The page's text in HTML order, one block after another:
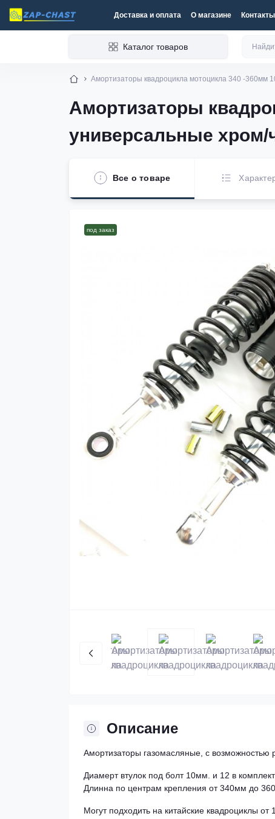
Доставка и оплата О магазине Контакты
Каталог товаров
Амортизаторы квадроцикла мотоцикла 340 -360мм
Амортизаторы
универсальные хром/
Все о товаре
под заказ
Описание
Амортизаторы газомасляные, с возможностью
Диамерт втулок под болт 10мм. и 12 в
Длинна по центрам крепления от 340мм до
Могут подходить на китайские квадроциклы от